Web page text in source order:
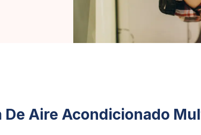
De Aire Acondicionado